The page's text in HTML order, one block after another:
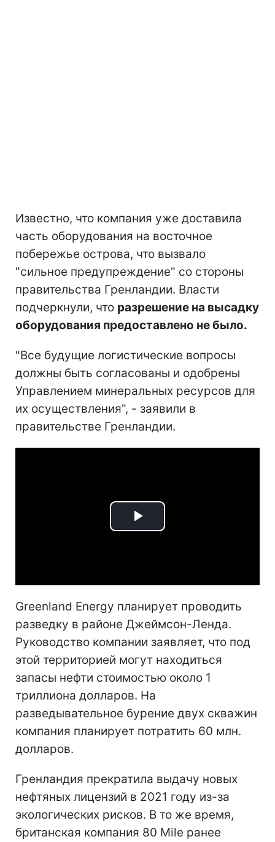
Известно, что компания уже доставила
часть оборудования на восточное
побережье острова, что вызвало
"сильное предупреждение" со стороны
правительства Гренландии. Власти
подчеркнули, что разрешение на высадку
оборудования предоставлено не было.
"Все будущие логистические вопросы
должны быть согласованы и одобрены
Управлением минеральных ресурсов для
их осуществления", - заявили в
правительстве Гренландии.
Play
Greenland Energy планирует проводить
разведку в районе Джеймсон-Ленда.
Руководство компании заявляет, что под
этой территорией могут находиться
запасы нефти стоимостью около 1
триллиона долларов. На
разведывательное бурение двух скважин
компания планирует потратить 60 млн.
долларов.
Гренландия прекратила выдачу новых
нефтяных лицензий в 2021 году из-за
экологических рисков. В то же время,
британская компания 80 Mile ранее